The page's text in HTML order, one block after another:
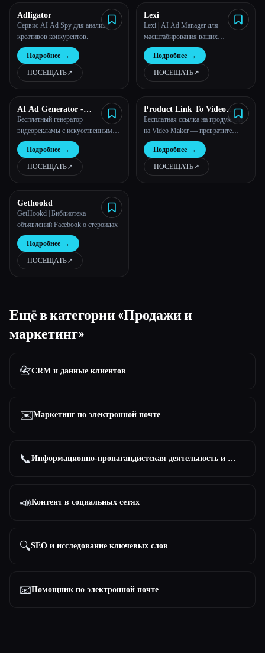
Adligator
Сервис AI Ad Spy для анализа
креативов конкурентов.
Подробнее →
ПОСЕЩАТЬ↗︎
Lexi
Lexi | AI Ad Manager для
масштабирования ваших
метакампаний
Подробнее →
ПОСЕЩАТЬ↗︎
AI Ad Generator -
AdMaker.ai
Бесплатный генератор
видеорекламы с искусственным
интеллектом - Ad Maker AI
Подробнее →
ПОСЕЩАТЬ↗︎
Product Link To Video
Maker
Бесплатная ссылка на продукт AI
на Video Maker — превратите
URL-адрес в видео
Подробнее →
ПОСЕЩАТЬ↗︎
Gethookd
GetHookd | Библиотека
объявлений Facebook о стероидах
Подробнее →
ПОСЕЩАТЬ↗︎
Ещё в категории «Продажи и
маркетинг»
📇CRM и данные клиентов
✉️Маркетинг по электронной почте
📞 Информационно-пропагандистская деятельность и привлечение потенциальных клиентов
📣Контент в социальных сетях
🔍SEO и исследование ключевых слов
📧Помощник по электронной почте